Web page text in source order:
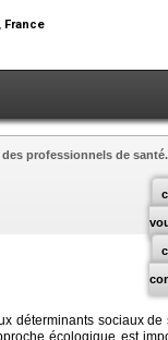
France
professionnels de santé.
déterminants sociaux de